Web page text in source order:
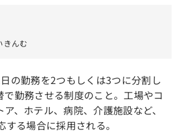
きんむ
の勤務を2つもしくは3つに分割し
で勤務させる制度のこと。工場やコ
、ホテル、病院、介護施設など、
る場合に採用される。